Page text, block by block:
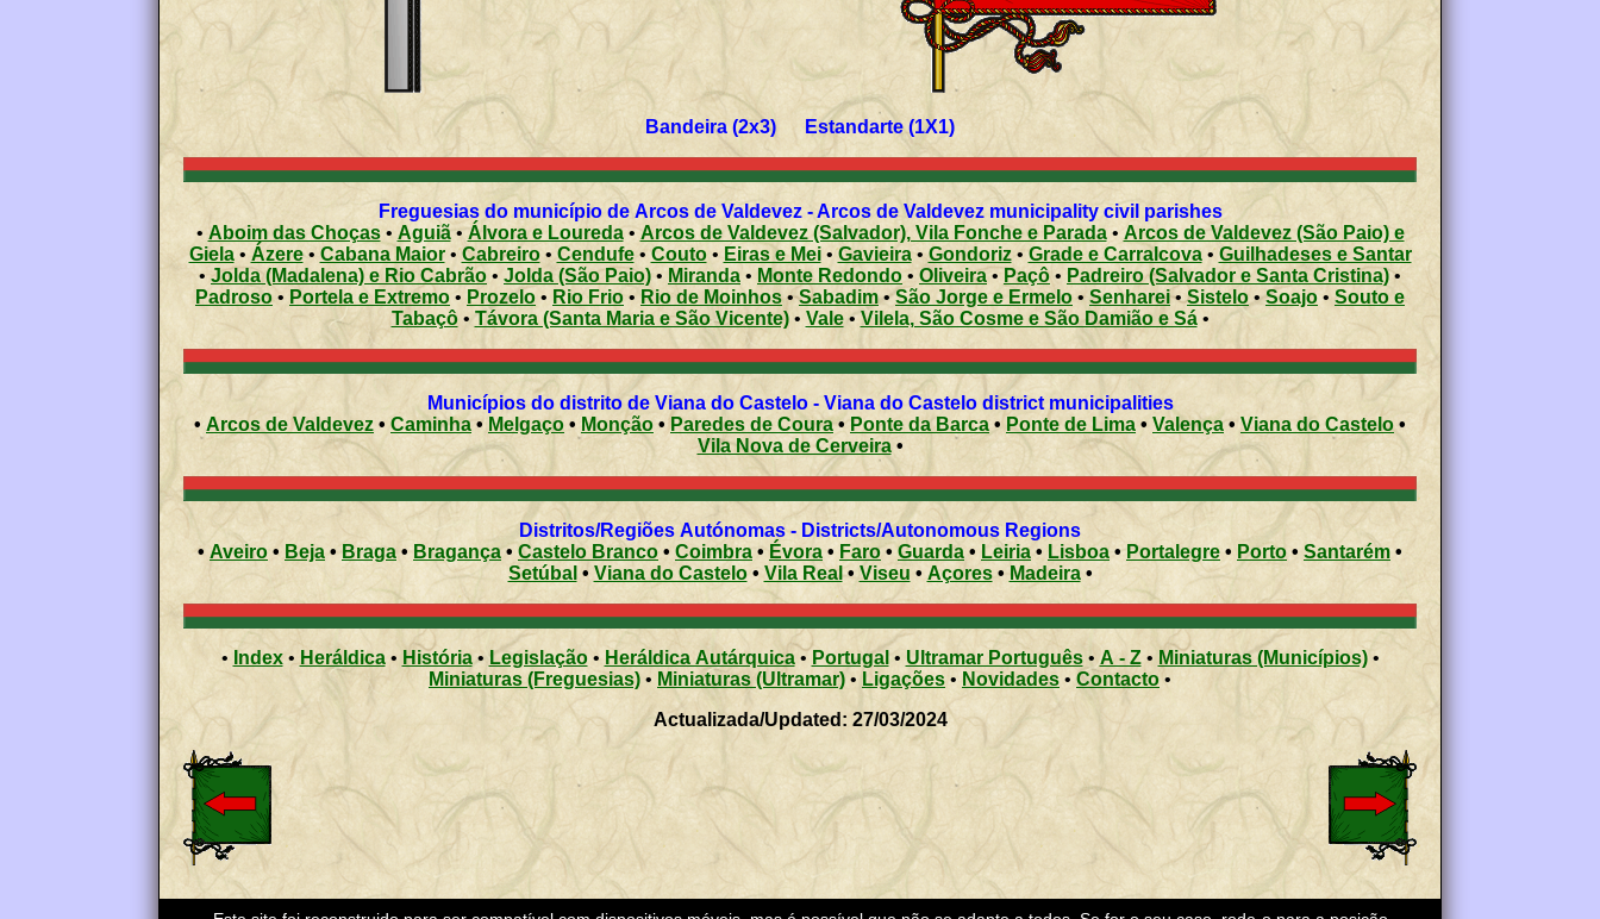
Bandeira (2x3) Estandarte (1X1)
Freguesias do município de Arcos de Valdevez - Arcos de Valdevez municipality civil parishes
• Aboim das Choças• Aguiã•Álvora e Loureda•Arcos de Valdevez (Salvador), Vila Fonche e Parada• Arcos de Valdevez (São Paio) e
Giela• Ázere• Cabana Maior•Cabreiro• Cendufe• Couto• Eiras e Mei•Gavieira•Gondoriz• Grade e Carralcova•Guilhadeses e Santar
• Jolda (Madalena) e Rio Cabrão • Jolda (São Paio) • Miranda • Monte Redondo • Oliveira• Paçô • Padreiro (Salvador e Santa Cristina)•
Padroso • Portela e Extremo • Prozelo • Rio Frio • Rio de Moinhos•Sabadim•São Jorge e Ermelo • Senharei•Sistelo •Soajo • Souto e
Tabaçô• Távora (Santa Maria e São Vicente)• Vale•Vilela, São Cosme e São Damião e Sá•
Municípios do distrito de Viana do Castelo - Viana do Castelo district municipalities
• Arcos de Valdevez • Caminha • Melgaço • Monção • Paredes de Coura• Ponte da Barca • Ponte de Lima • Valença• Viana do Castelo •
Vila Nova de Cerveira•
Distritos/Regiões Autónomas - Districts/Autonomous Regions
• Aveiro • Beja • Braga • Bragança• Castelo Branco • Coimbra • Évora • Faro• Guarda • Leiria • Lisboa •Portalegre • Porto • Santarém •
Setúbal • Viana do Castelo• Vila Real • Viseu • Açores • Madeira •
• Index• Heráldica• História • Legislação • Heráldica Autárquica• Portugal • Ultramar Português•A - Z• Miniaturas (Municípios)•
Miniaturas (Freguesias) • Miniaturas (Ultramar) • Ligações• Novidades • Contacto •
Actualizada/Updated: 27/03/2024